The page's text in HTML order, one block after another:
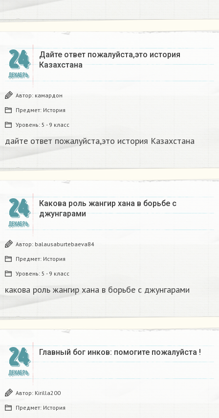
24
ДЕКАБРЬ
Дайте ответ пожалуйста,это история
Казахстана
Автор: камардон
Предмет: История
Уровень: 5 - 9 класс
дайте ответ пожалуйста,это история Казахстана
24
ДЕКАБРЬ
Какова роль жангир хана в борьбе с
джунгарами​
Автор: balausaburtebaeva84
Предмет: История
Уровень: 5 - 9 класс
какова роль жангир хана в борьбе с джунгарами​
24
ДЕКАБРЬ
Главный бог инков: помогите пожалуйста !
Автор: Kirilla200
Предмет: История